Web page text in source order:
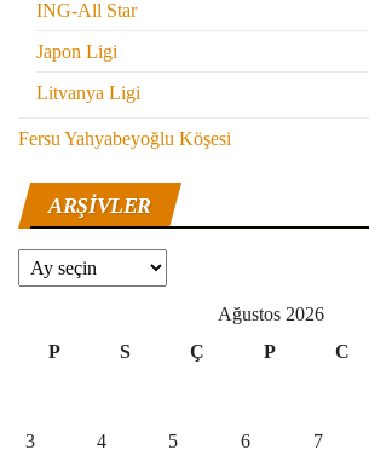
ING-All Star
Japon Ligi
Litvanya Ligi
Fersu Yahyabeyoğlu Köşesi
ARŞIVLER
Arşivler
Ağustos 2026
P
S Ç P C
3 4 5 6 7